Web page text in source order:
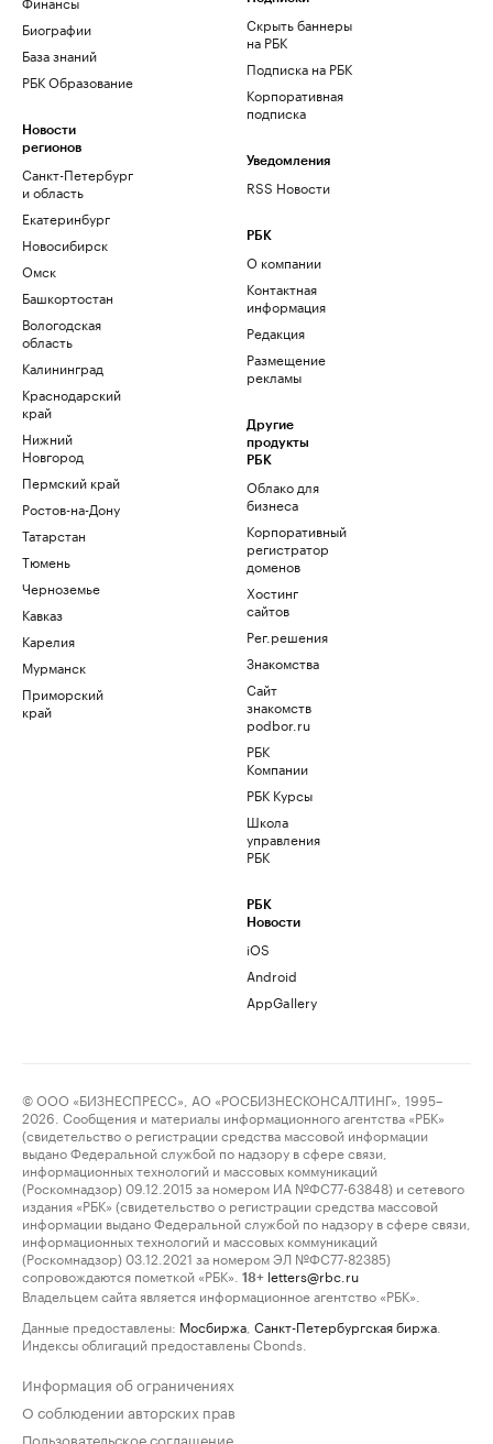
Биографии
База знаний
РБК Образование
Новости
регионов
Санкт-Петербург
и область
Екатеринбург
Новосибирск
Омск
Башкортостан
Вологодская
область
Калининград
Краснодарский
край
Нижний
Новгород
Пермский край
Ростов-на-Дону
Татарстан
Тюмень
Черноземье
Кавказ
Карелия
Мурманск
Приморский
край
Скрыть баннеры
на РБК
Подписка на РБК
Корпоративная
подписка
Уведомления
RSS Новости
РБК
О компании
Контактная
информация
Редакция
Размещение
рекламы
Другие
продукты
РБК
Облако для
бизнеса
Корпоративный
регистратор
доменов
Хостинг
сайтов
Рег.решения
Знакомства
Сайт
знакомств
podbor.ru
РБК
Компании
РБК Курсы
Школа
управления
РБК
РБК
Новости
iOS
Android
AppGallery
© ООО «БИЗНЕСПРЕСС», АО «РОСБИЗНЕСКОНСАЛТИНГ», 1995–
2026. Сообщения и материалы информационного агентства «РБК»
(свидетельство о регистрации средства массовой информации
выдано Федеральной службой по надзору в сфере связи,
информационных технологий и массовых коммуникаций
(Роскомнадзор) 09.12.2015 за номером ИА №ФС77-63848) и сетевого
издания «РБК» (свидетельство о регистрации средства массовой
информации выдано Федеральной службой по надзору в сфере связи,
информационных технологий и массовых коммуникаций
(Роскомнадзор) 03.12.2021 за номером ЭЛ №ФС77-82385)
сопровождаются пометкой «РБК».
18+ letters@rbc.ru
Владельцем сайта является информационное агентство «РБК».
Данные предоставлены: Мосбиржа Санкт-Петербургская биржа
Индексы облигаций предоставлены Cbonds.
Информация об ограничениях
О соблюдении авторских прав
Пользовательское соглашение